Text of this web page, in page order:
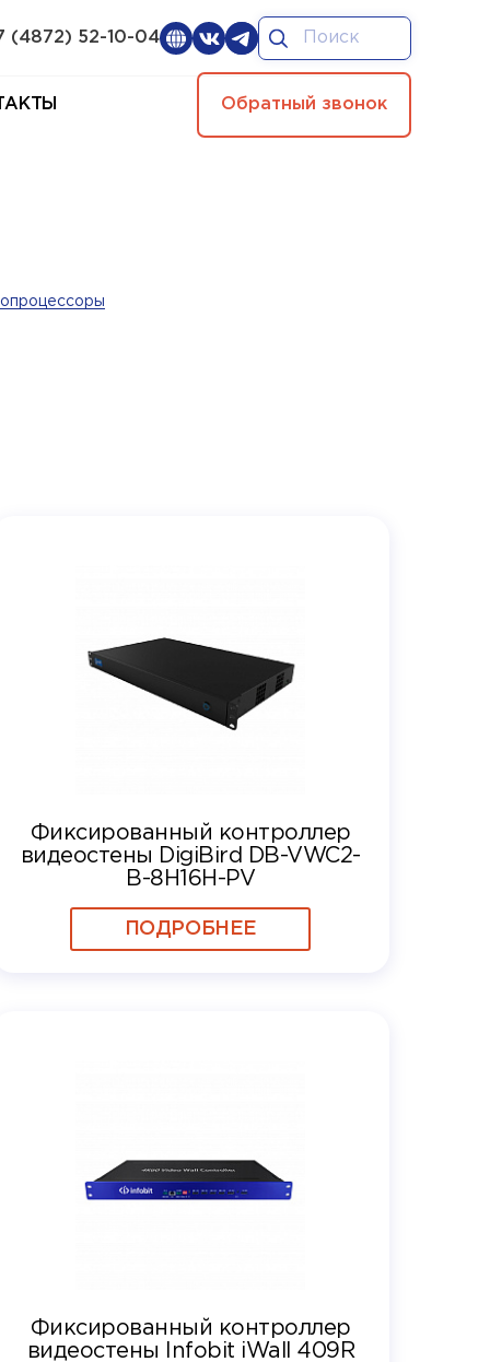
(4872) 52-10-04
Обратный звонок
Фиксированный контроллер
видеостены DigiBird DB-VWC2-
B-8H16H-PV
ПОДРОБНЕЕ
Фиксированный контроллер
видеостены Infobit iWall 409R